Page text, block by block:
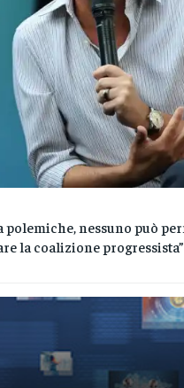
polemiche, nessuno può
la coalizione progressista”